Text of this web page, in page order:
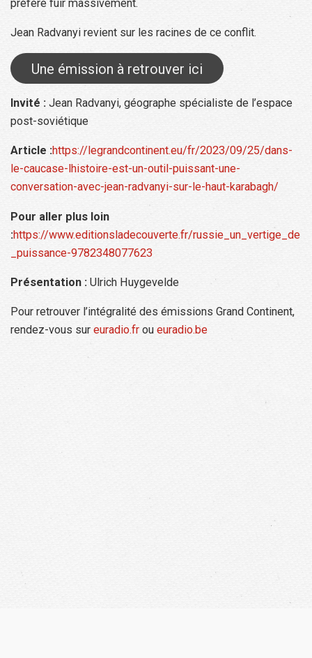
préféré fuir massivement.
Jean Radvanyi revient sur les racines de ce conflit.
Une émission à retrouver ici
Invité : Jean Radvanyi, géographe spécialiste de l’espace
post-soviétique
Article :https://legrandcontinent.eu/fr/2023/09/25/dans-
le-caucase-lhistoire-est-un-outil-puissant-une-
conversation-avec-jean-radvanyi-sur-le-haut-karabagh/
Pour aller plus loin
:https://www.editionsladecouverte.fr/russie_un_vertige_de
_puissance-9782348077623
Présentation : Ulrich Huygevelde
Pour retrouver l’intégralité des émissions Grand Continent,
rendez-vous sur euradio.fr ou euradio.be